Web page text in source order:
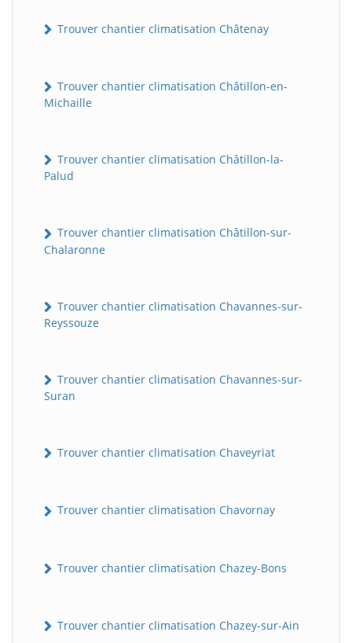
Trouver chantier climatisation Châtenay
Trouver chantier climatisation Châtillon-en-
Michaille
Trouver chantier climatisation Châtillon-la-
Palud
Trouver chantier climatisation Châtillon-sur-
Chalaronne
Trouver chantier climatisation Chavannes-sur-
Reyssouze
Trouver chantier climatisation Chavannes-sur-
Suran
Trouver chantier climatisation Chaveyriat
Trouver chantier climatisation Chavornay
Trouver chantier climatisation Chazey-Bons
Trouver chantier climatisation Chazey-sur-Ain